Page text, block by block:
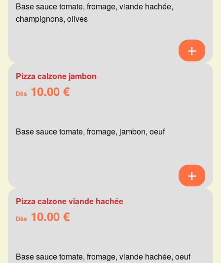
Base sauce tomate, fromage, viande hachée,
champignons, olives
Pizza calzone jambon
Dès 10.00 €
Base sauce tomate, fromage, jambon, oeuf
Pizza calzone viande hachée
Dès 10.00 €
Base sauce tomate, fromage, viande hachée, oeuf